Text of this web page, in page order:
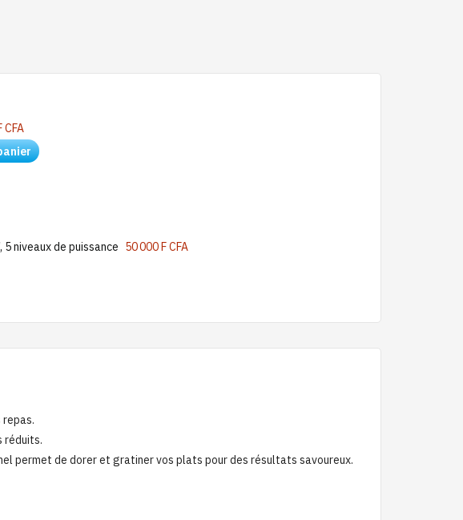
CFA
niveaux de puissance 50 000 F CFA
repas.
réduits.
permet de dorer et gratiner vos plats pour des résultats savoureux.